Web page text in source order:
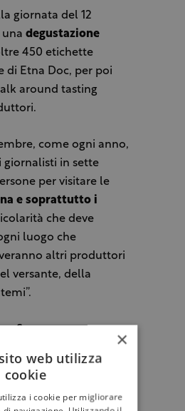
giornata del 12
degustazione
450 etichette
di Etna Doc, per poi
around tasting
come ogni anno,
giornalisti in sette
per visitare le
e soprattutto i
che deve
luogo che
altri produttori
versante, della
al consorzio.
un mix di persone,
×
web utilizza
cookie
i cookie per migliorare